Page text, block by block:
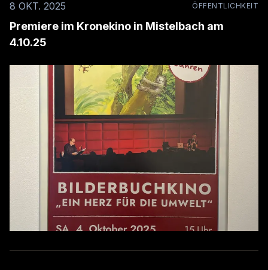
8 OKT. 2025 ÖFFENTLICHKEIT
Premiere im Kronekino in Mistelbach am
4.10.25